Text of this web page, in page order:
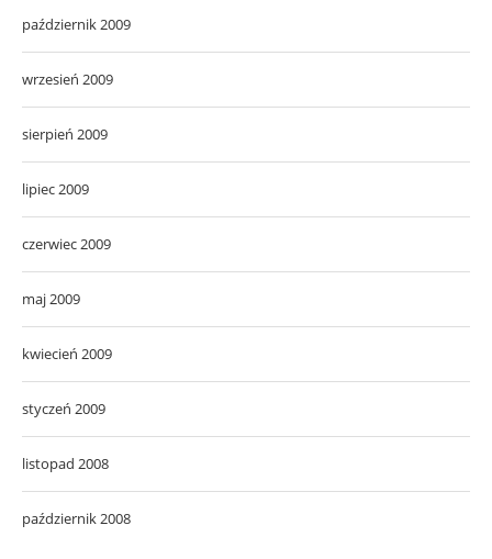
październik 2009
wrzesień 2009
sierpień 2009
lipiec 2009
czerwiec 2009
maj 2009
kwiecień 2009
styczeń 2009
listopad 2008
październik 2008